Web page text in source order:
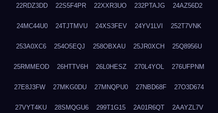
22RDZ3DD 22S5F4PR 22XXR3UO 232PTAJG 24AZ56D2
24MC44U0 24TJTMVU 24XS3FEV 24YV1LVI 252T7VNK
253A0XC6 254O5EQJ 258OBXAU 25JR0XCH 25Q8956U
25RMMEOD 26HTTV6H 26L0HESZ 270L4YOL 276UFPNM
27E8J3FW 27MKG0DU 27MNQPU0 27NBD68F 27O3D674
27VYT4KU 28SMQGU6 299T1G15 2A01R6QT 2AAYZL7V